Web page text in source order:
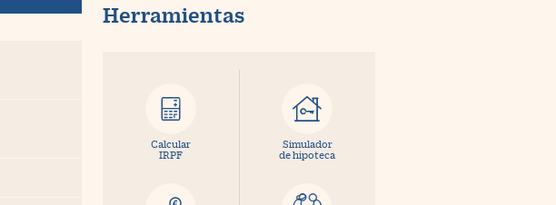
Herramientas
Calcular
IRPF
Simulador
de hipoteca